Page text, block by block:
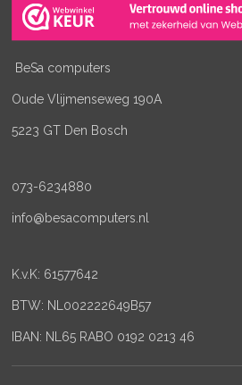
BeSa computers
Oude Vlijmenseweg 190A
5223 GT Den Bosch
073-6234880
info@besacomputers.nl
K.v.K: 61577642
BTW: NL002222649B57
IBAN: NL65 RABO 0192 0213 46